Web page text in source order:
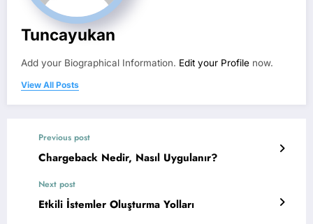
Tuncayukan
Add your Biographical Information. Edit your Profile now.
View All Posts
Previous post
Chargeback Nedir, Nasıl Uygulanır?
Next post
Etkili İstemler Oluşturma Yolları